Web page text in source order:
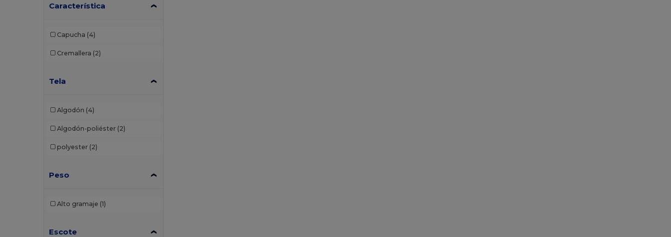
Black&Match (2)
Elevate
Finden & Hales
Fruit of the Loom
Fruit of the Loom Vintage
Característica
Capucha (4)
Cremallera (2)
Tela
Algodón (4)
Algodón-poliéster (2)
polyester (2)
Peso
Alto gramaje (1)
Escote